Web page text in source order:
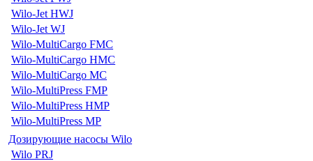
Wilo-Jet HWJ
Wilo-Jet WJ
Wilo-MultiCargo FMC
Wilo-MultiCargo HMC
Wilo-MultiCargo MC
Wilo-MultiPress FMP
Wilo-MultiPress HMP
Wilo-MultiPress MP
Дозирующие насосы Wilo
Wilo PRJ